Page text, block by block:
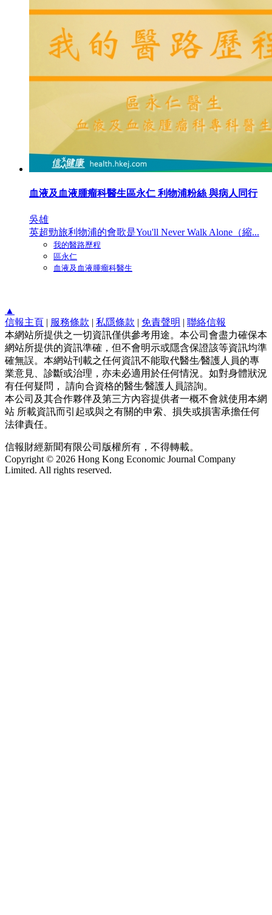
血液及血液腫瘤科醫生區永仁 利物浦粉絲 與病人同行
吳雄
英超勁旅利物浦的會歌是You'll Never Walk Alone（縮...
我的醫路歷程
區永仁
血液及血液腫瘤科醫生
▲
信報主頁 | 服務條款 | 私隱條款 | 免責聲明 | 聯絡信報
本網站所提供之一切資訊僅供參考用途。本公司會盡力確保本
網站所提供的資訊準確，但不會明示或隱含保證該等資訊均準
確無誤。本網站刊載之任何資訊不能取代醫生∕醫護人員的專
業意見、診斷或治理，亦未必適用於任何情況。如對身體狀況
有任何疑問， 請向合資格的醫生∕醫護人員諮詢。
本公司及其合作夥伴及第三方內容提供者一概不會就使用本網
站 所載資訊而引起或與之有關的申索、損失或損害承擔任何
法律責任。
信報財經新聞有限公司版權所有，不得轉載。
Copyright © 2026 Hong Kong Economic Journal Company
Limited. All rights reserved.